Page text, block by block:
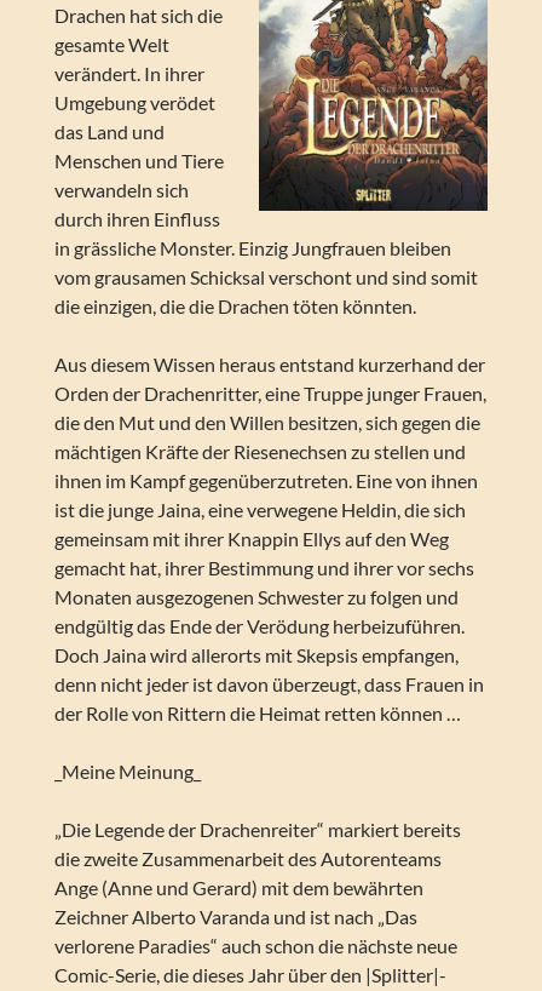
Drachen hat sich die
gesamte Welt
verändert. In ihrer
Umgebung verödet
das Land und
Menschen und Tiere
verwandeln sich
durch ihren Einfluss
in grässliche Monster. Einzig Jungfrauen bleiben
vom grausamen Schicksal verschont und sind somit
die einzigen, die die Drachen töten könnten.
Aus diesem Wissen heraus entstand kurzerhand der
Orden der Drachenritter, eine Truppe junger Frauen,
die den Mut und den Willen besitzen, sich gegen die
mächtigen Kräfte der Riesenechsen zu stellen und
ihnen im Kampf gegenüberzutreten. Eine von ihnen
ist die junge Jaina, eine verwegene Heldin, die sich
gemeinsam mit ihrer Knappin Ellys auf den Weg
gemacht hat, ihrer Bestimmung und ihrer vor sechs
Monaten ausgezogenen Schwester zu folgen und
endgültig das Ende der Verödung herbeizuführen.
Doch Jaina wird allerorts mit Skepsis empfangen,
denn nicht jeder ist davon überzeugt, dass Frauen in
der Rolle von Rittern die Heimat retten können …
_Meine Meinung_
„Die Legende der Drachenreiter“ markiert bereits
die zweite Zusammenarbeit des Autorenteams
Ange (Anne und Gerard) mit dem bewährten
Zeichner Alberto Varanda und ist nach „Das
verlorene Paradies“ auch schon die nächste neue
Comic-Serie, die dieses Jahr über den |Splitter|-